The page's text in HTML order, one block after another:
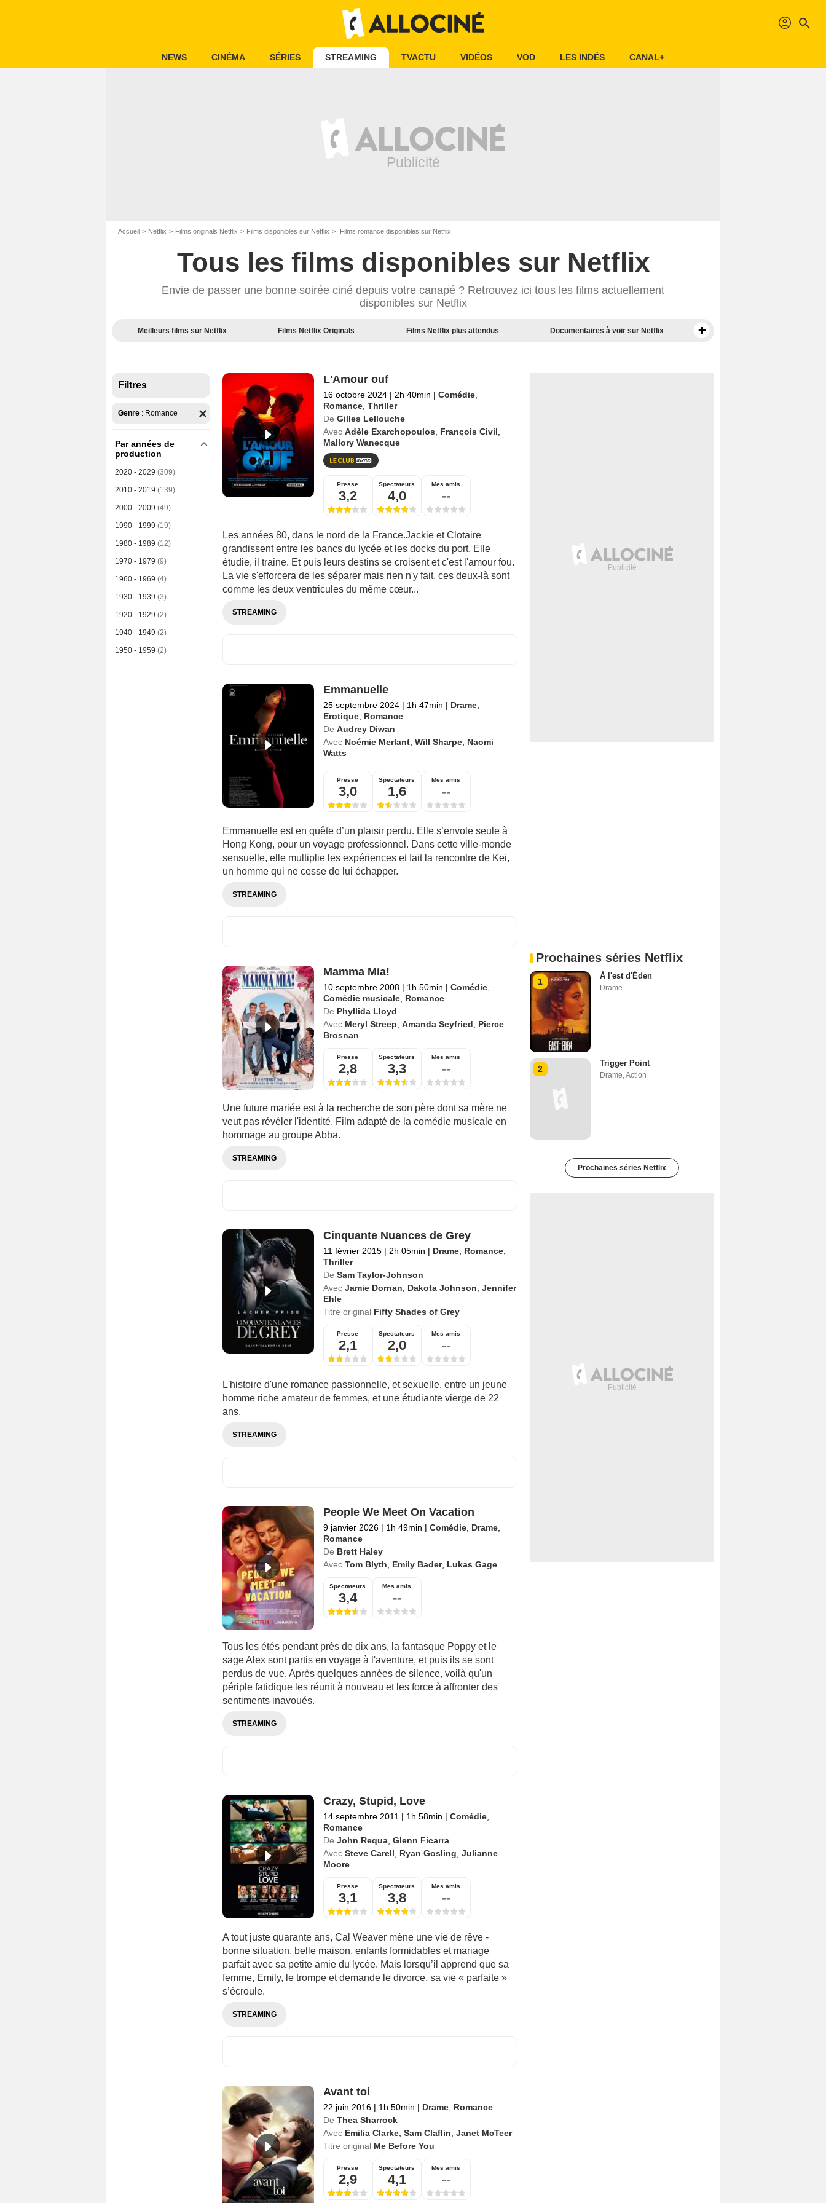
profil search
NEWS CINÉMA SÉRIES STREAMING TVACTU VIDÉOS VOD LES INDÉS CANAL+
Accueil Netflix Films originals Netflix Films disponibles sur Netflix Films romance disponibles sur Netflix
Tous les films disponibles sur Netflix
Envie de passer une bonne soirée ciné depuis votre canapé ? Retrouvez ici tous les films actuellement
disponibles sur Netflix
Meilleurs films sur Netflix Films Netflix Originals Films Netflix plus attendus Documentaires à voir sur Netflix
Filtres
Genre : Romance
Par années de
production
2020 - 2029 (309)
2010 - 2019 (139)
2000 - 2009 (49)
1990 - 1999 (19)
1980 - 1989 (12)
1970 - 1979 (9)
1960 - 1969 (4)
1930 - 1939 (3)
1920 - 1929 (2)
1940 - 1949 (2)
1950 - 1959 (2)
L'Amour ouf
16 octobre 2024 | 2h 40min | Comédie,
Romance, Thriller
De Gilles Lellouche
Avec Adèle Exarchopoulos François Civil
Mallory Wanecque
Presse
3,2
Spectateurs
4,0
Mes amis
--
Les années 80, dans le nord de la France.Jackie et Clotaire
grandissent entre les bancs du lycée et les docks du port. Elle
étudie, il traine. Et puis leurs destins se croisent et c'est l'amour fou.
La vie s'efforcera de les séparer mais rien n'y fait, ces deux-là sont
comme les deux ventricules du même cœur...
STREAMING
Emmanuelle
25 septembre 2024 | 1h 47min | Drame,
Erotique, Romance
De Audrey Diwan
Avec Noémie Merlant, Will Sharpe, Naomi
Watts
Presse
3,0
Spectateurs
1,6
Mes amis
--
Emmanuelle est en quête d’un plaisir perdu. Elle s’envole seule à
Hong Kong, pour un voyage professionnel. Dans cette ville-monde
sensuelle, elle multiplie les expériences et fait la rencontre de Kei,
un homme qui ne cesse de lui échapper.
STREAMING
Mamma Mia!
10 septembre 2008 | 1h 50min | Comédie,
Comédie musicale, Romance
De Phyllida Lloyd
Avec Meryl Streep Amanda Seyfried
Pierce
Brosnan
Presse
2,8
Spectateurs
3,3
Mes amis
--
Une future mariée est à la recherche de son père dont sa mère ne
veut pas révéler l'identité. Film adapté de la comédie musicale en
hommage au groupe Abba.
STREAMING
Cinquante Nuances de Grey
11 février 2015 | 2h 05min | Drame, Romance,
Thriller
De Sam Taylor-Johnson
Avec Jamie Dornan Dakota Johnson Jennifer
Ehle
Titre original Fifty Shades of Grey
Presse
2,1
Spectateurs
2,0
Mes amis
--
L'histoire d'une romance passionnelle, et sexuelle, entre un jeune
homme riche amateur de femmes, et une étudiante vierge de 22
ans.
STREAMING
People We Meet On Vacation
9 janvier 2026 | 1h 49min | Comédie, Drame,
Romance
De Brett Haley
Avec Tom Blyth Emily Bader, Lukas Gage
Spectateurs
3,4
Mes amis
--
Tous les étés pendant près de dix ans, la fantasque Poppy et le
sage Alex sont partis en voyage à l'aventure, et puis ils se sont
perdus de vue. Après quelques années de silence, voilà qu'un
périple fatidique les réunit à nouveau et les force à affronter des
sentiments inavoués.
STREAMING
Crazy, Stupid, Love
14 septembre 2011 | 1h 58min | Comédie,
Romance
De John Requa, Glenn Ficarra
Avec Steve Carell Ryan Gosling Julianne
Moore
Presse
3,1
Spectateurs
3,8
Mes amis
--
A tout juste quarante ans, Cal Weaver mène une vie de rêve -
bonne situation, belle maison, enfants formidables et mariage
parfait avec sa petite amie du lycée. Mais lorsqu’il apprend que sa
femme, Emily, le trompe et demande le divorce, sa vie « parfaite »
s’écroule.
STREAMING
Avant toi
22 juin 2016 | 1h 50min | Drame, Romance
De Thea Sharrock
Avec Emilia Clarke, Sam Claflin Janet McTeer
Titre original Me Before You
Presse
2,9
Spectateurs
4,1
Mes amis
--
Prochaines séries Netflix
1
À l'est d'Éden
Drame
2
Trigger Point
Drame,Action
Prochaines séries Netflix